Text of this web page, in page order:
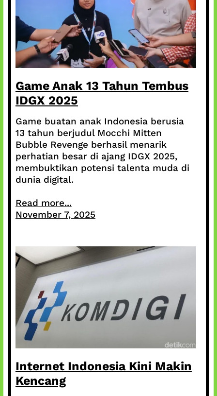
Game Anak 13 Tahun Tembus
IDGX 2025
Game buatan anak Indonesia berusia
13 tahun berjudul Mocchi Mitten
Bubble Revenge berhasil menarik
perhatian besar di ajang IDGX 2025,
membuktikan potensi talenta muda di
dunia digital.
Read more...
November 7, 2025
Internet Indonesia Kini Makin
Kencang